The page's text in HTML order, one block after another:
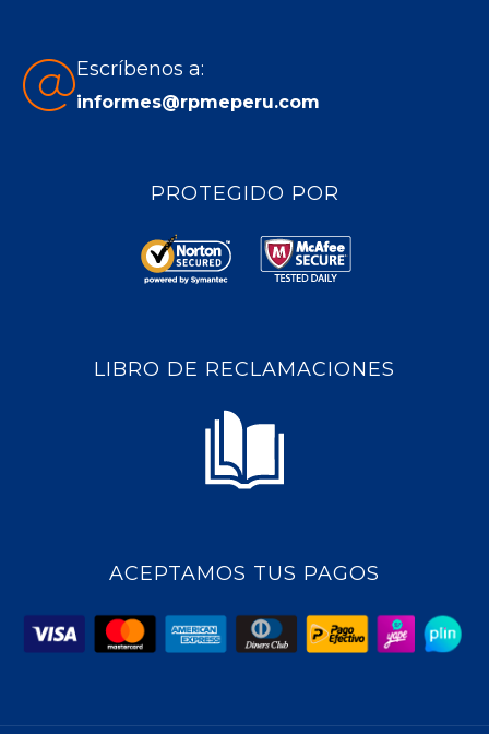
Escríbenos a:
informes@rpmeperu.com
PROTEGIDO POR
LIBRO DE RECLAMACIONES
ACEPTAMOS TUS PAGOS